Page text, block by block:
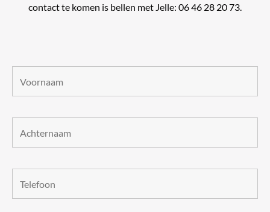
contact te komen is bellen met Jelle: 06 46 28 20 73.